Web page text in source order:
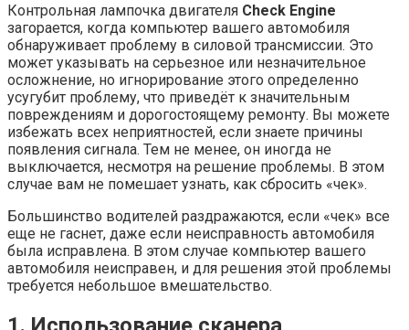
Контрольная лампочка двигателя Check Engine
загорается, когда компьютер вашего автомобиля
обнаруживает проблему в силовой трансмиссии. Это
может указывать на серьезное или незначительное
осложнение, но игнорирование этого определенно
усугубит проблему, что приведёт к значительным
повреждениям и дорогостоящему ремонту. Вы можете
избежать всех неприятностей, если знаете причины
появления сигнала. Тем не менее, он иногда не
выключается, несмотря на решение проблемы. В этом
случае вам не помешает узнать, как сбросить «чек».
Большинство водителей раздражаются, если «чек» все
еще не гаснет, даже если неисправность автомобиля
была исправлена. В этом случае компьютер вашего
автомобиля неисправен, и для решения этой проблемы
требуется небольшое вмешательство.